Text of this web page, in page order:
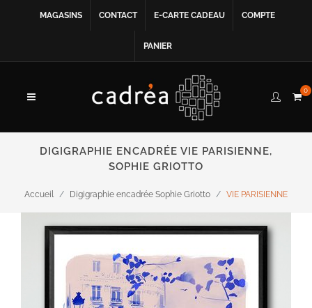
MAGASINS CONTACT E-CARTE CADEAU COMPTE
PANIER
0
DIGIGRAPHIE ENCADRÉE VIE PARISIENNE,
SOPHIE GRIOTTO
Accueil Digigraphie encadrée Sophie Griotto VIE PARISIENNE